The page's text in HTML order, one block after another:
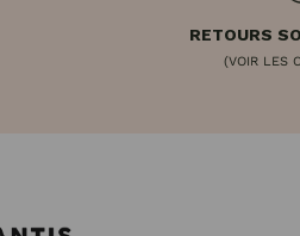
RETOURS
(VOIR LES